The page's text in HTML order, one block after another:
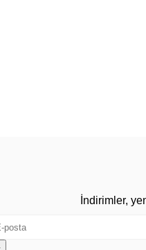
İndirimler,